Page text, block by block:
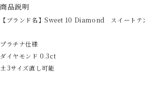
商品説明
【ブランド名】Sweet 10 Diamond スイートテ
プラチナ仕様
ダイヤモンド 0.3ct
±3サイズ直し可能